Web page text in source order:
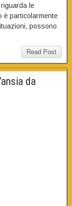
le
è particolarmente
possono
Read Post
da